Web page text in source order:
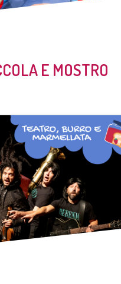
E MOSTRO